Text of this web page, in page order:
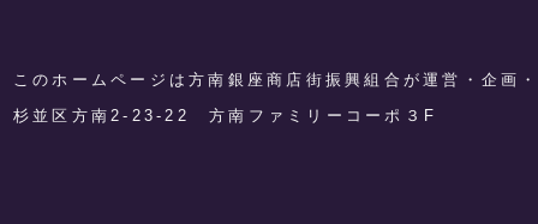
このホームページは方南銀座商店街振興組合が運営・企画
​杉並区方南2-23-22 方南ファミリーコーポ３F